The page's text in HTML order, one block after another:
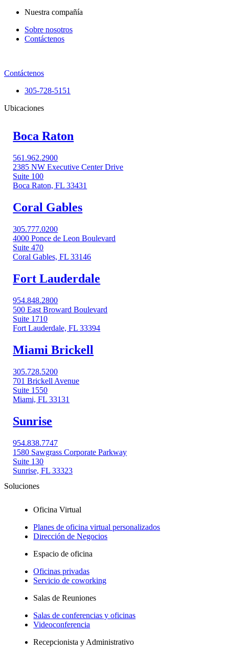
Nuestra compañía
Sobre nosotros
Contáctenos
Contáctenos
305-728-5151
Ubicaciones
Boca Raton
561.962.2900
2385 NW Executive Center Drive
Suite 100
Boca Raton, FL 33431
Coral Gables​
305.777.0200
4000 Ponce de Leon Boulevard
Suite 470
Coral Gables, FL 33146
Fort Lauderdale
954.848.2800
500 East Broward Boulevard
Suite 1710
Fort Lauderdale, FL 33394
Miami Brickell
305.728.5200
701 Brickell Avenue
Suite 1550
Miami, FL 33131
Sunrise
954.838.7747
1580 Sawgrass Corporate Parkway
Suite 130
Sunrise, FL 33323
Soluciones
Oficina Virtual
Planes de oficina virtual personalizados
Dirección de Negocios
Espacio de oficina
Oficinas privadas
Servicio de coworking
Salas de Reuniones
Salas de conferencias y oficinas
Videoconferencia
Recepcionista y Administrativo